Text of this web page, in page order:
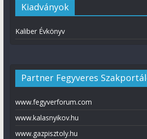
Kiadványok
Kaliber Évkönyv
Partner Fegyveres
www.fegyverforum.com
www.kalasnyikov.hu
www.gazpisztoly.hu